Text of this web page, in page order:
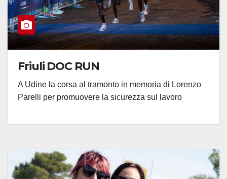
Friuli DOC RUN
A Udine la corsa al tramonto in memoria di Lorenzo
Parelli per promuovere la sicurezza sul lavoro